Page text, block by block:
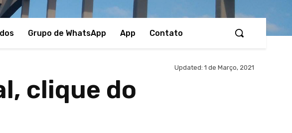
Grupo de WhatsApp App Contato
Updated: 1 de Março, 2021
clique do